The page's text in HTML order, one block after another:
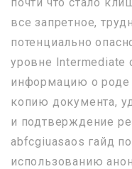
все запретное,
потенциально
уровне Intermediate
информацию о роде
копию документа,
и подтверждение
abfcgiuasaos гайд
использованию